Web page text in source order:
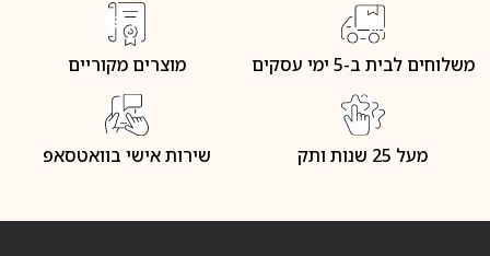
משלוחים לבית ב-5 ימי עסקים מוצרים מקוריים
מעל 25 שנות ותק שירות אישי בוואטסאפ